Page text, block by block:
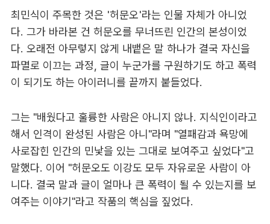
최민식이 주목한 것은 '허문오'라는 인물 자체가 아니었
다. 그가 바라본 건 허문오를 무너뜨린 인간의 본성이었
다. 오래전 아무렇지 않게 내뱉은 말 하나가 결국 자신을
파멸로 이끄는 과정, 글이 누군가를 구원하기도 하고 폭력
이 되기도 하는 아이러니를 끝까지 붙들었다.
그는 "배웠다고 훌륭한 사람은 아니지 않나. 지식인이라고
해서 인격이 완성된 사람은 아니"라며 "열패감과 욕망에
사로잡힌 인간의 민낯을 있는 그대로 보여주고 싶었다"고
말했다. 이어 "허문오도 이강도 모두 자유로운 사람이 아
니다. 결국 말과 글이 얼마나 큰 폭력이 될 수 있는지를 보
여주는 이야기"라고 작품의 핵심을 짚었다.